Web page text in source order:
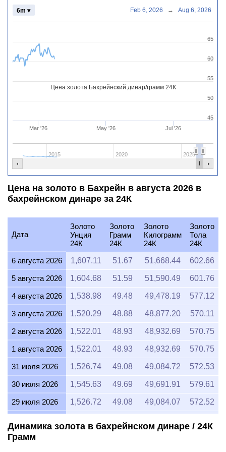
Цена золота Бахрейнский динар/грамм 24К
Mar '26 May '26 Jul '26
2015 2020 2025
45
50
55
60
65
6m ▾ Feb 6, 2026 → Aug 6, 2026
Цена на золото в Бахрейн в августа 2026 в
бахрейнском динаре за 24К
Дата
Золото
Унция
24К
Золото
Грамм
24К
Золото
Килограмм
24К
Золото
Тола
24К
6 августа 2026
1,607.11 51.67 51,668.44 602.66
5 августа 2026 1,604.68 51.59 51,590.49 601.76
4 августа 2026 1,538.98 49.48 49,478.19 577.12
3 августа 2026 1,520.29 48.88 48,877.20 570.11
2 августа 2026 1,522.01 48.93 48,932.69 570.75
1 августа 2026 1,522.01 48.93 48,932.69 570.75
31 июля 2026 1,526.74 49.08 49,084.72 572.53
30 июля 2026 1,545.63 49.69 49,691.91 579.61
29 июля 2026 1,526.72 49.08 49,084.07 572.52
27 июля 2026
Динамика золота в бахрейнском динаре / 24К
Грамм